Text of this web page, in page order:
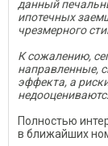
данный
ипотечных
чрезмерного
К сожалению,
направленные,
эффекта, а
Полностью
в ближайших